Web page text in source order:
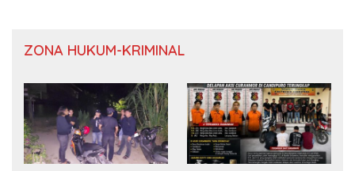
ZONA HUKUM-KRIMINAL